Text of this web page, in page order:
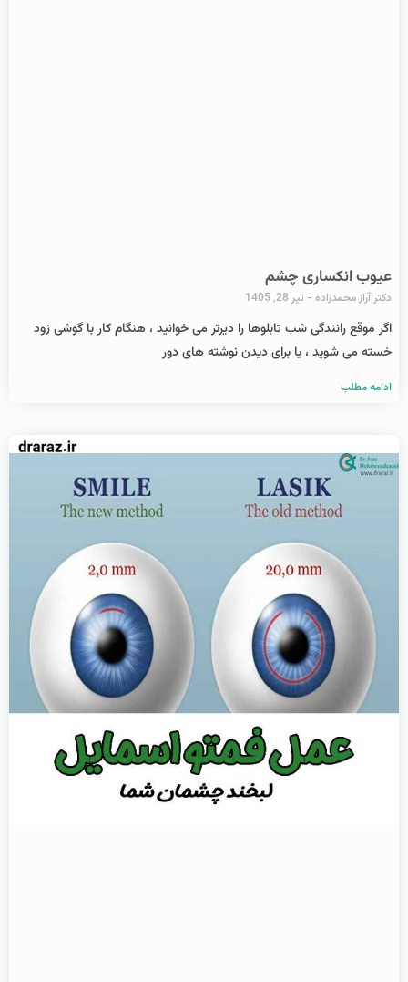
عیوب انکساری چشم
دکتر آراز محمدزاده تیر 28, 1405
اگر موقع رانندگی شب تابلوها را دیرتر می خوانید ، هنگام کار با گوشی زود
خسته می شوید ، یا برای دیدن نوشته های دور
ادامه مطلب